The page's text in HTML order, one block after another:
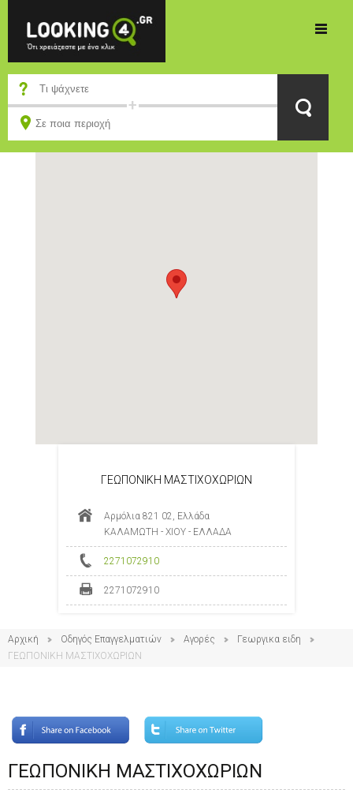
ΓΕΩΠΟΝΙΚΗ ΜΑΣΤΙΧΟΧΩΡΙΩΝ
Αρμόλια 821 02, Ελλάδα
ΚΑΛΑΜΩΤΗ - ΧΙΟΥ - ΕΛΛΑΔΑ
2271072910
2271072910
Αρχική Οδηγός Επαγγελματιών Αγορές
Γεωργικα ειδη
ΓΕΩΠΟΝΙΚΗ ΜΑΣΤΙΧΟΧΩΡΙΩΝ
ΓΕΩΠΟΝΙΚΗ ΜΑΣΤΙΧΟΧΩΡΙΩΝ